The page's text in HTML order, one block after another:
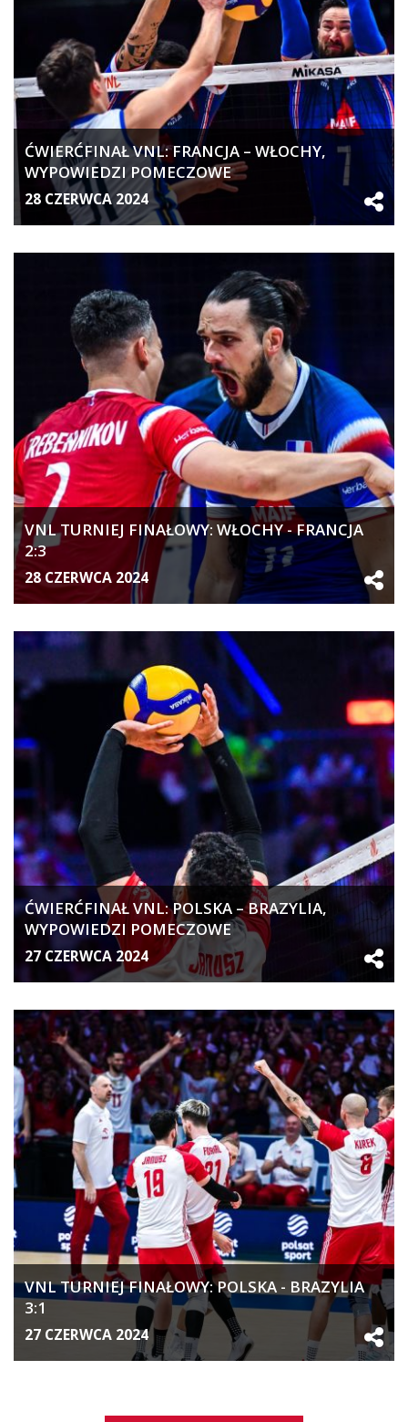
ĆWIERĆFINAŁ VNL: FRANCJA – WŁOCHY,
WYPOWIEDZI POMECZOWE
28 CZERWCA 2024
VNL TURNIEJ FINAŁOWY: WŁOCHY - FRANCJA
2:3
28 CZERWCA 2024
ĆWIERĆFINAŁ VNL: POLSKA – BRAZYLIA,
WYPOWIEDZI POMECZOWE
27 CZERWCA 2024
VNL TURNIEJ FINAŁOWY: POLSKA - BRAZYLIA
3:1
27 CZERWCA 2024